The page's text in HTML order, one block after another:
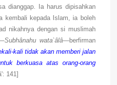
dianggap. Ia harus dipisahkan
kembali kepada Islam, ia boleh
nikahnya dengan si muslimah
Subhânahu wata`âlâ—berfirman
kali tidak akan memberi jalan
berkuasa atas orang-orang
141]